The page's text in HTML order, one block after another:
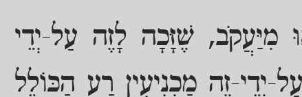
מִיַּעֲקֹב, שֶׁזָּכָה לָזֶה עַל-יְדֵי
זֶה מַכְנִיעִין רַע הַכּוֹלֵל